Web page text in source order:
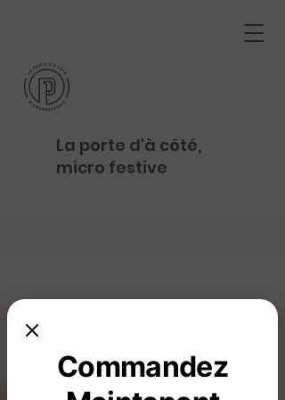
La porte d'à côté,
micro festive
Commandez